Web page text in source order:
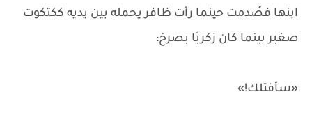
ابنها فصُدمت حينما رأت ظافر يحمله بين يديه ككتكوت
صغير بينما كان زكريّا يصرخ:
«سأقتلك!»